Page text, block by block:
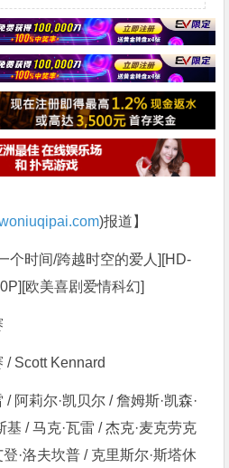
)报道】
/ Scott Kennard
阿莉尔·凯贝尔 / 詹姆斯·凯森·
/ 马克·瓦雷 / 杰克·麦克劳克
·洛夫坎普 / 克里斯尔·斯塔休